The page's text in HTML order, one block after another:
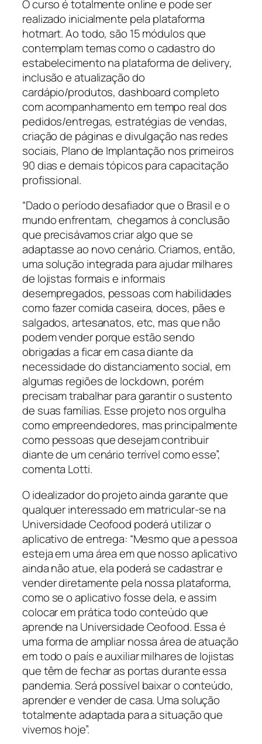
O curso é totalmente online e pode ser
realizado inicialmente pela plataforma
hotmart. Ao todo, são 15 módulos que
contemplam temas como o cadastro do
estabelecimento na plataforma de delivery,
inclusão e atualização do
cardápio/produtos, dashboard completo
com acompanhamento em tempo real dos
pedidos/entregas, estratégias de vendas,
criação de páginas e divulgação nas redes
sociais, Plano de Implantação nos primeiros
90 dias e demais tópicos para capacitação
profissional.
“Dado o período desafiador que o Brasil e o
mundo enfrentam, chegamos à conclusão
que precisávamos criar algo que se
adaptasse ao novo cenário. Criamos, então,
uma solução integrada para ajudar milhares
de lojistas formais e informais
desempregados, pessoas com habilidades
como fazer comida caseira, doces, pães e
salgados, artesanatos, etc, mas que não
podem vender porque estão sendo
obrigadas a ficar em casa diante da
necessidade do distanciamento social, em
algumas regiões de lockdown, porém
precisam trabalhar para garantir o sustento
de suas famílias. Esse projeto nos orgulha
como empreendedores, mas principalmente
como pessoas que desejam contribuir
diante de um cenário terrível como esse”,
comenta Lotti.
O idealizador do projeto ainda garante que
qualquer interessado em matricular-se na
Universidade Ceofood poderá utilizar o
aplicativo de entrega: “Mesmo que a pessoa
esteja em uma área em que nosso aplicativo
ainda não atue, ela poderá se cadastrar e
vender diretamente pela nossa plataforma,
como se o aplicativo fosse dela, e assim
colocar em prática todo conteúdo que
aprende na Universidade Ceofood. Essa é
uma forma de ampliar nossa área de atuação
em todo o país e auxiliar milhares de lojistas
que têm de fechar as portas durante essa
pandemia. Será possível baixar o conteúdo,
aprender e vender de casa. Uma solução
totalmente adaptada para a situação que
vivemos hoje”.